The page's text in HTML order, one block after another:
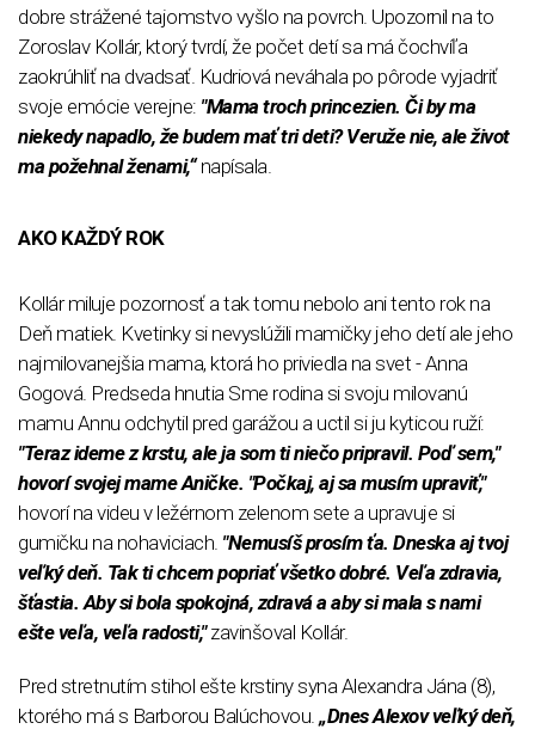
dobre strážené tajomstvo vyšlo na povrch. Upozornil na to
Zoroslav Kollár, ktorý tvrdí, že počet detí sa má čochvíľa
zaokrúhliť na dvadsať. Kudriová neváhala po pôrode vyjadriť
svoje emócie verejne: "Mama troch princezien. Či by ma
niekedy napadlo, že budem mať tri deti? Veruže nie, ale život
ma požehnal ženami,“napísala.
AKO KAŽDÝ ROK
Kollár miluje pozornosť a tak tomu nebolo ani tento rok na
Deň matiek. Kvetinky si nevyslúžili mamičky jeho detí ale jeho
najmilovanejšia mama, ktorá ho priviedla na svet - Anna
Gogová. Predseda hnutia Sme rodina si svoju milovanú
mamu Annu odchytil pred garážou a uctil si ju kyticou ruží:
"Teraz ideme z krstu, ale ja som ti niečo pripravil. Poď sem,"
hovorí svojej mame Aničke. "Počkaj, aj sa musím upraviť,"
hovorí na videu v ležérnom zelenom sete a upravuje si
gumičku na nohaviciach. "Nemusíš prosím ťa. Dneska aj tvoj
veľký deň. Tak ti chcem popriať všetko dobré. Veľa zdravia,
šťastia. Aby si bola spokojná, zdravá a aby si mala s nami
ešte veľa, veľa radosti,"zavinšoval Kollár.
Pred stretnutím stihol ešte krstiny syna Alexandra Jána (8),
ktorého má s Barborou Balúchovou. „Dnes Alexov veľký deň,